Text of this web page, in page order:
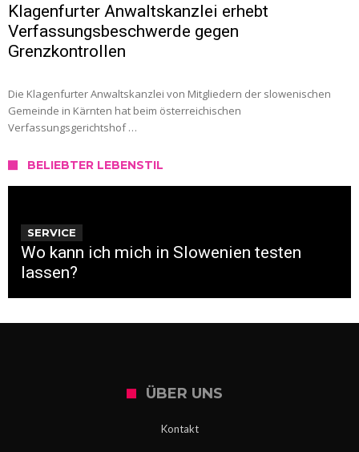
Klagenfurter Anwaltskanzlei erhebt
Verfassungsbeschwerde gegen
Grenzkontrollen
Die Klagenfurter Anwaltskanzlei von Mitgliedern der slowenischen
Gemeinde in Kärnten hat beim österreichischen
Verfassungsgerichtshof …
BELIEBTER LEBENSTIL
SERVICE
Wo kann ich mich in Slowenien testen
lassen?
ÜBER UNS
Kontakt